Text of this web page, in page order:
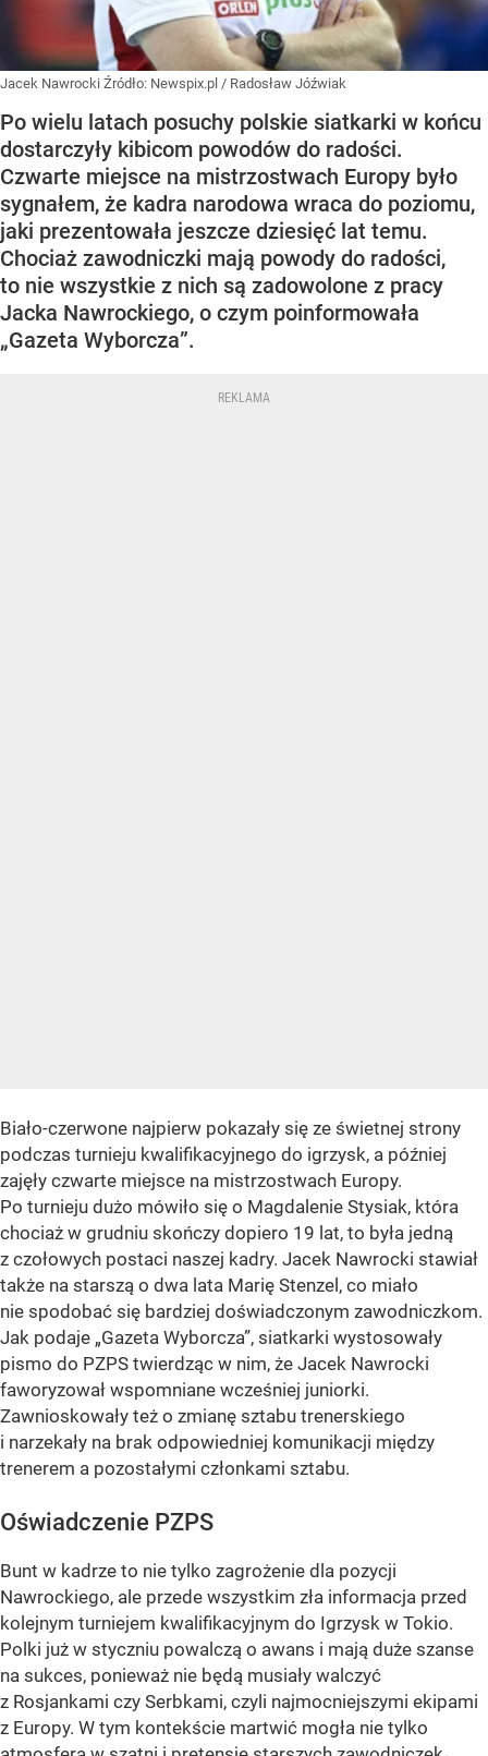
Jacek Nawrocki Źródło: Newspix.pl / Radosław Jóźwiak
Po wielu latach posuchy polskie siatkarki w końcu
dostarczyły kibicom powodów do radości.
Czwarte miejsce na mistrzostwach Europy było
sygnałem, że kadra narodowa wraca do poziomu,
jaki prezentowała jeszcze dziesięć lat temu.
Chociaż zawodniczki mają powody do radości,
to nie wszystkie z nich są zadowolone z pracy
Jacka Nawrockiego, o czym poinformowała
„Gazeta Wyborcza”.
Biało-czerwone najpierw pokazały się ze świetnej strony
podczas turnieju kwalifikacyjnego do igrzysk, a później
zajęły czwarte miejsce na mistrzostwach Europy.
Po turnieju dużo mówiło się o Magdalenie Stysiak, która
chociaż w grudniu skończy dopiero 19 lat, to była jedną
z czołowych postaci naszej kadry. Jacek Nawrocki stawiał
także na starszą o dwa lata Marię Stenzel, co miało
nie spodobać się bardziej doświadczonym zawodniczkom.
Jak podaje „Gazeta Wyborcza”, siatkarki wystosowały
pismo do PZPS twierdząc w nim, że Jacek Nawrocki
faworyzował wspomniane wcześniej juniorki.
Zawnioskowały też o zmianę sztabu trenerskiego
i narzekały na brak odpowiedniej komunikacji między
trenerem a pozostałymi członkami sztabu.
Oświadczenie PZPS
Bunt w kadrze to nie tylko zagrożenie dla pozycji
Nawrockiego, ale przede wszystkim zła informacja przed
kolejnym turniejem kwalifikacyjnym do Igrzysk w Tokio.
Polki już w styczniu powalczą o awans i mają duże szanse
na sukces, ponieważ nie będą musiały walczyć
z Rosjankami czy Serbkami, czyli najmocniejszymi ekipami
z Europy. W tym kontekście martwić mogła nie tylko